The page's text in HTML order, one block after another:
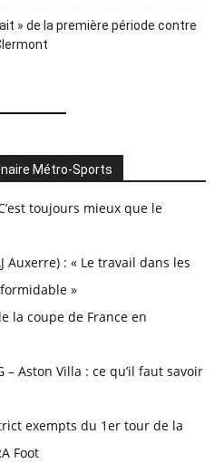
» de la première période contre
Métro-Sports
toujours mieux que le
Auxerre) : « Le travail dans les
»
la coupe de France en
– Aston Villa : ce qu’il faut savoir
exempts du 1er tour de la
Foot